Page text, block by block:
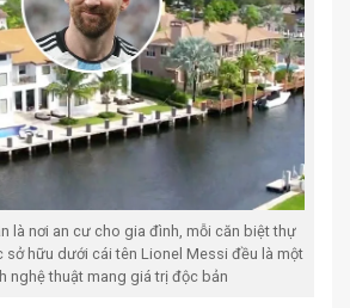
là nơi an cư cho gia đình, mỗi căn biệt thự
sở hữu dưới cái tên Lionel Messi đều là một
nghệ thuật mang giá trị độc bản